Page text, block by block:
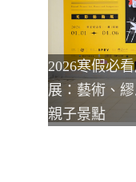
2026寒假必
展：藝術、
親子景點